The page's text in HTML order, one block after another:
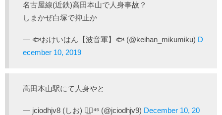
名古屋線(近鉄)高田本山で人身事故？
しまかぜ白塚で抑止か
— 🐟おけいはん【波音軍】🐟 (@keihan_mikumiku) D
ecember 10, 2019
高田本山駅にて人身やと
— jciodhjv8 (しお) ◢͟￨⁴⁶ (@jciodhjv9) December 10, 20